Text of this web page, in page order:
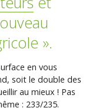
».
en vous
soit le double des
au mieux ! Pas
: 233/235.